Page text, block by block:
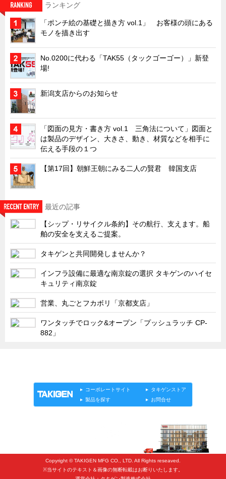
ランキング
「ポンチ絵の基礎と描き方 vol.1」 お客様の頭にある
モノを描き出す
No.0200に代わる「TAK55（タックゴーゴー）」新登
場!
新潟支店からのお知らせ
「図面の見方・書き方 vol.1 三角法について」図面と
は製品のデザイン、大きさ、動き、材質などを相手に
伝える手段の１つ
【第17回】朝鮮王朝にみる二人の賢君 韓国支店
最近の記事
【シップ・リサイクル条約】その航行、支えます。船
舶の安全を支えるご提案。
タキゲンと共同開発しませんか？
インフラ設備に最適な南京錠の選択 タキゲンのハイセ
キュリティ南京錠
営業、丸ごとフカボリ「京都支店」
ワンタッチでロック&オープン「プッシュラッチ CP-
882」
コーポレートサイト
タキゲンストア
製品を探す
お問合せ
Copyright © TAKIGEN MFG CO., LTD. All Rights reseaved.
※当サイトのテキスト＆画像の無断転載はお断りいたします。